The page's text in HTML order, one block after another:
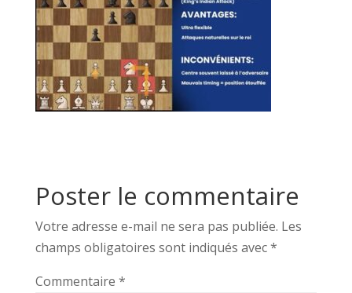
Poster le commentaire
Votre adresse e-mail ne sera pas publiée. Les
champs obligatoires sont indiqués avec*
Commentaire *